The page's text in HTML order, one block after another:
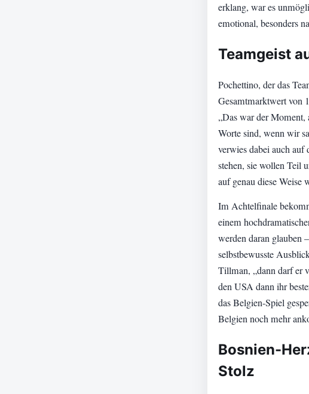
erklang, war es
emotional, besonders
Teamgeist
Pochettino, der das
Gesamtmarktwert von
„Das war der Moment,
Worte sind, wenn wir
verwies dabei auch
stehen, sie wollen Teil
auf genau diese Weise
Im Achtelfinale
einem
werden daran glauben
selbstbewusste
Tillman, „dann darf er
den USA dann ihr
das Belgien-Spiel
Belgien noch mehr
Bosnien-
Stolz